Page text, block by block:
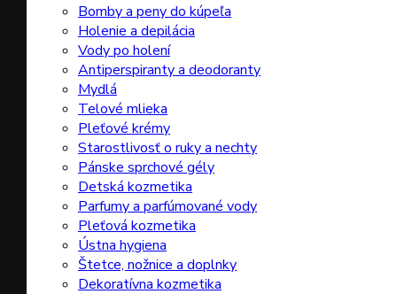
Bomby a peny do kúpeľa
Holenie a depilácia
Vody po holení
Antiperspiranty a deodoranty
Mydlá
Telové mlieka
Pleťové krémy
Starostlivosť o ruky a nechty
Pánske sprchové gély
Detská kozmetika
Parfumy a parfúmované vody
Pleťová kozmetika
Ústna hygiena
Štetce, nožnice a doplnky
Dekoratívna kozmetika